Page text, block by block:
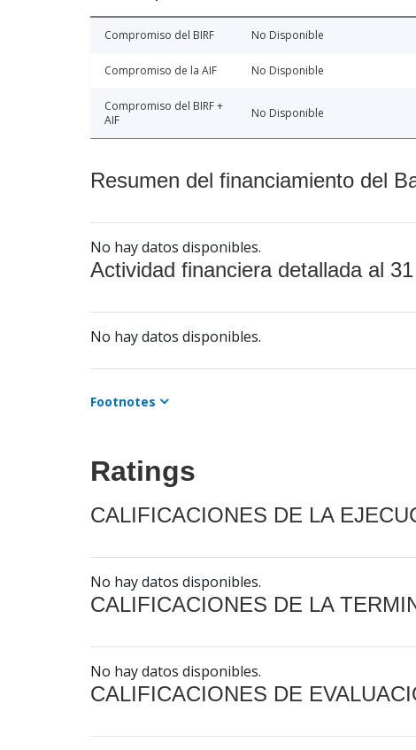
Compromiso del BIRF No Disponible
Compromiso de la AIF No Disponible
Compromiso del BIRF +
AIF
No Disponible
Resumen del financiamiento del
No hay datos disponibles.
Actividad financiera detallada al
No hay datos disponibles.
Footnotes
Ratings
CALIFICACIONES DE LA
No hay datos disponibles.
CALIFICACIONES DE LA
No hay datos disponibles.
CALIFICACIONES DE